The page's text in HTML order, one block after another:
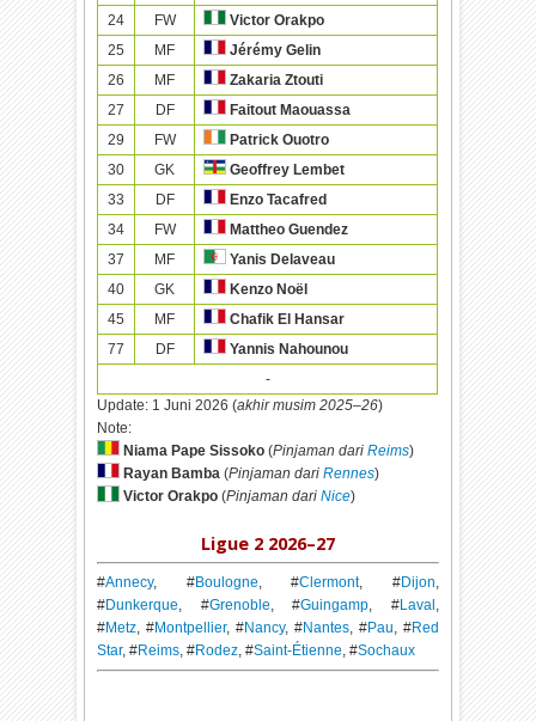
24
FW
Victor Orakpo
25
MF
Jérémy Gelin
26
MF
Zakaria Ztouti
27
DF
Faitout Maouassa
29
FW
Patrick Ouotro
30
GK
Geoffrey Lembet
33
DF
Enzo Tacafred
34
FW
Mattheo Guendez
37
MF
Yanis Delaveau
40
GK
Kenzo Noël
45
MF
Chafik El Hansar
77
DF
Yannis Nahounou
-
Update: 1 Juni 2026 (akhir musim 2025–26)
Note:
Niama Pape Sissoko (Pinjaman dariReims)
Rayan Bamba (Pinjaman dariRennes)
Victor Orakpo (Pinjaman dariNice)
Ligue 2 2026–27
#Annecy, #Boulogne , #Clermont, #Dijon
#Dunkerque , #Grenoble , #Guingamp , #Laval
#Metz , #Montpellier, #Nancy, #Nantes, #Pau , #Red
Star, #Reims , #Rodez , #Saint-Étienne , #Sochaux